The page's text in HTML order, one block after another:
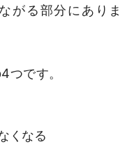
がる部分にありま
つです。
くなる